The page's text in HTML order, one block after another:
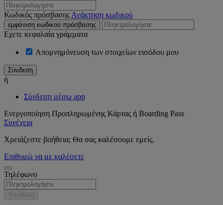
Κωδικός πρόσβασης Ανάκτηση κωδικού
εμφάνιση κωδικού πρόσβασης
Εχετε κεφαλαία γράμματα
Απομνημόνευση των στοιχείων εισόδου μου
ή
Σύνδεση μέσω app
Ενεργοποίηση Προπληρωμένης Κάρτας ή Boarding Pass
Συνέχεια
Χρειάζεστε βοήθεια; Θα σας καλέσουμε εμείς.
Επιθυμώ να με καλέσετε
Τηλέφωνο
Υποβολή